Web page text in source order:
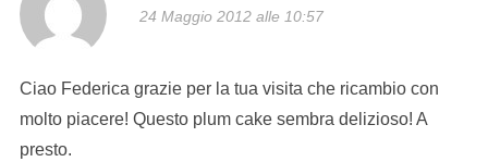
24 Maggio 2012 alle 10:57
Ciao Federica grazie per la tua visita che ricambio con
molto piacere! Questo plum cake sembra delizioso! A
presto.